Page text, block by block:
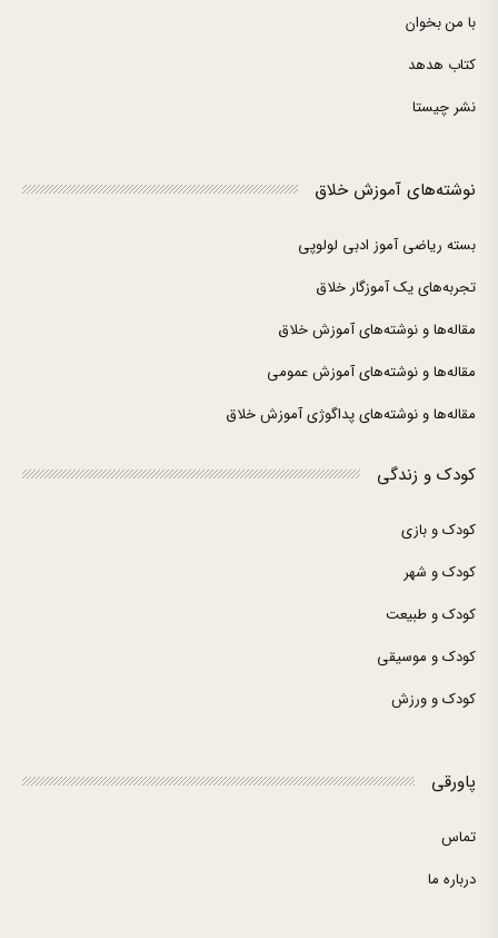
با من بخوان
کتاب هدهد
نشر چیستا
نوشته‌های آموزش خلاق
بسته ریاضی آموز ادبی لولوپی
تجربه‌های یک آموزگار خلاق
مقاله‌ها و نوشته‌های آموزش خلاق
مقاله‌ها و نوشته‌های آموزش عمومی
مقاله‌ها و نوشته‌های پداگوژی آموزش خلاق
کودک و زندگی
کودک و بازی
کودک و شهر
کودک و طبیعت
کودک و موسیقی
کودک و ورزش
پاورقی
تماس
درباره ما